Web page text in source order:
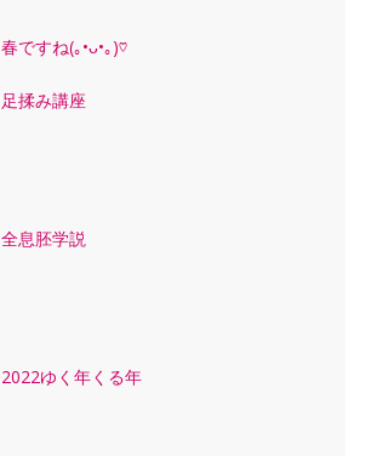
春ですね(｡•ᴗ•｡)♡
足揉み講座
全息胚学説
2022ゆく年くる年